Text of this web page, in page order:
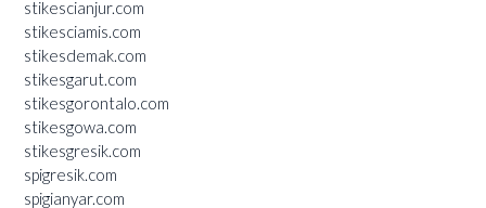
stikescianjur.com
stikesciamis.com
stikesdemak.com
stikesgarut.com
stikesgorontalo.com
stikesgowa.com
stikesgresik.com
spigresik.com
spigianyar.com